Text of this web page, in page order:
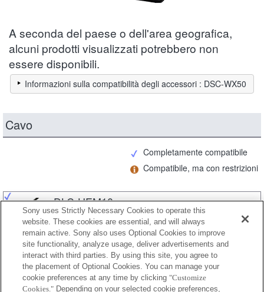
A seconda del paese o dell'area geografica,
alcuni prodotti visualizzati potrebbero non
essere disponibili.
Informazioni sulla compatibilità degli accessori : DSC-WX50
Cavo
Completamente compatibile
Compatibile, ma con restrizioni
DLC-HEM10
DLC-HEM15
Sony uses Strictly Necessary Cookies to operate this
website. These cookies are essential, and will always
remain active. Sony also uses Optional Cookies to improve
site functionality, analyze usage, deliver advertisements and
interact with third parties. By using this site, you agree to
the placement of Optional Cookies. You can manage your
cookie preferences at any time by clicking "Customize
Cookies." Depending on your selected cookie preferences,